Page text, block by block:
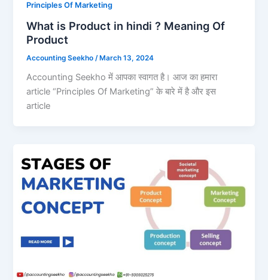
Principles Of Marketing
What is Product in hindi ? Meaning Of
Product
Accounting Seekho /March 13, 2024
Accounting Seekho में आपका स्वागत है। आज का हमारा
article “Principles Of Marketing” के बारे में है और इस
article